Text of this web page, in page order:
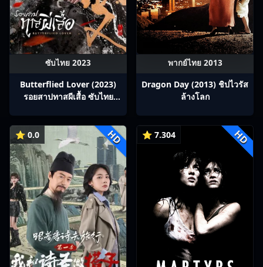
ซับไทย 2023
Butterflied Lover (2023)
รอยสาปทาสผีเสื้อ ซับไทย
พากย์ไทย 2013
Dragon Day (2013) ชิปไวรัส
ล้างโลก
⭐ 0.0 HD ⭐ 7.304 HD